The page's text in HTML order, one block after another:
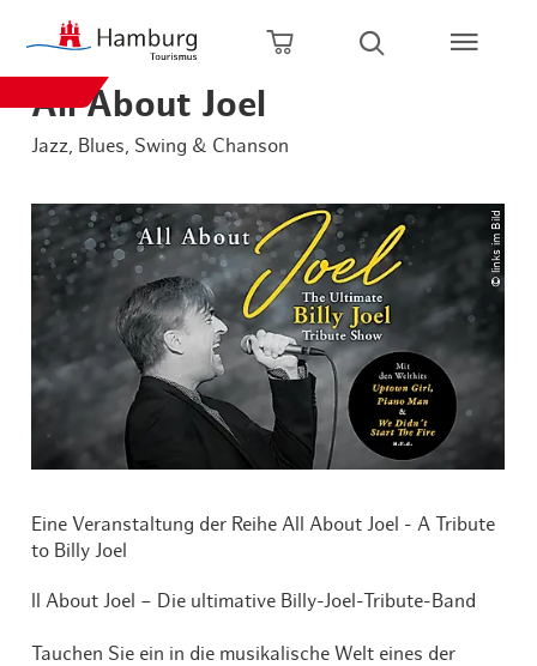
Zum Hauptinhalt springen
Zur Hauptnavigation springen
Zur Volltextsuche springen
Zum Footer springen
Warenkorb öffnen
Suche öffnen
All About Joel
Jazz, Blues, Swing & Chanson
© links im Bild
Eine Veranstaltung der Reihe All About Joel - A Tribute
to Billy Joel
ll About Joel – Die ultimative Billy-Joel-Tribute-Band
Tauchen Sie ein in die musikalische Welt eines der